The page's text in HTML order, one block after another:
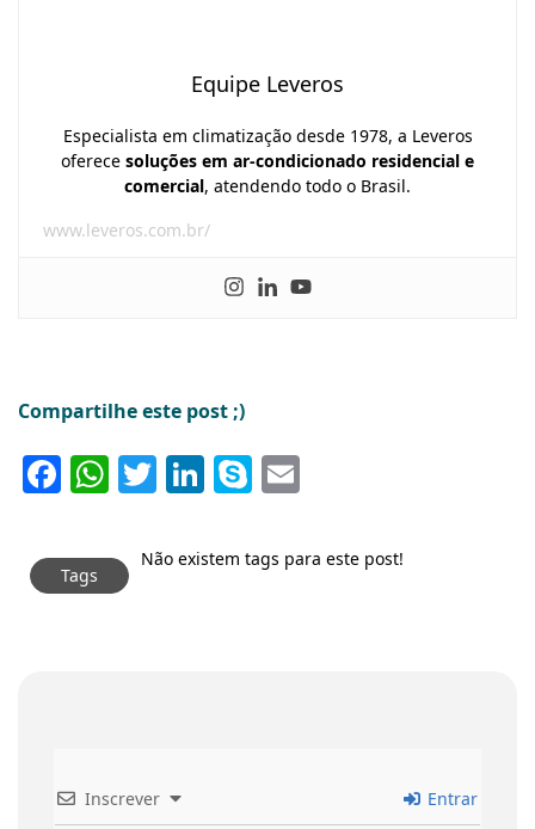
Equipe Leveros
Especialista em climatização desde 1978, a Leveros
oferece soluções em ar-condicionado residencial e
comercial, atendendo todo o Brasil.
www.leveros.com.br/
Compartilhe este post ;)
Facebook
WhatsApp
Twitter
LinkedIn
Skype
Tags
Não existem tags para este post!
Inscrever Entrar